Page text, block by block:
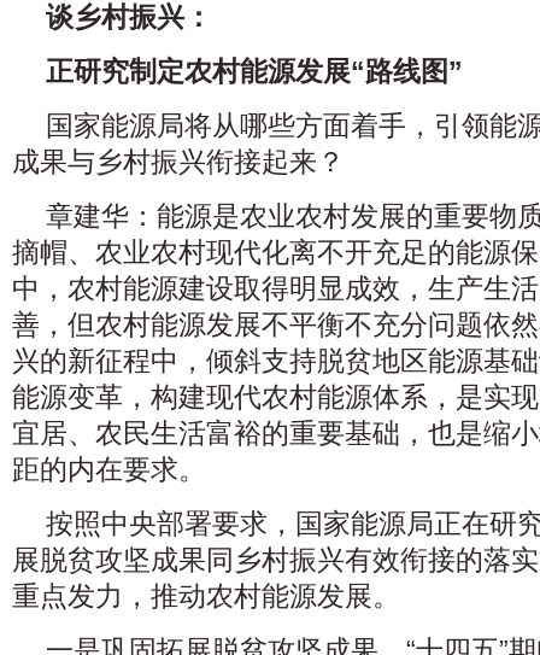
谈乡村振兴：
正研究制定农村能源发展“路线图”
国家能源局将从哪些方面着手，引领能
成果与乡村振兴衔接起来？
章建华：能源是农业农村发展的重要物
摘帽、农业农村现代化离不开充足的能源
中，农村能源建设取得明显成效，生产生
善，但农村能源发展不平衡不充分问题依
兴的新征程中，倾斜支持脱贫地区能源基
能源变革，构建现代农村能源体系，是实
宜居、农民生活富裕的重要基础，也是缩
距的内在要求。
按照中央部署要求，国家能源局正在研
展脱贫攻坚成果同乡村振兴有效衔接的落
重点发力，推动农村能源发展。